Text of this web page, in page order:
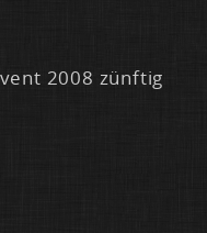
2008 zünf­tig